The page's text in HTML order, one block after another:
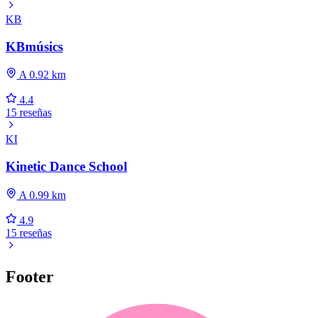
KB
KBmúsics
A 0.92 km
4.4
15 reseñas
KI
Kinetic Dance School
A 0.99 km
4.9
15 reseñas
Footer